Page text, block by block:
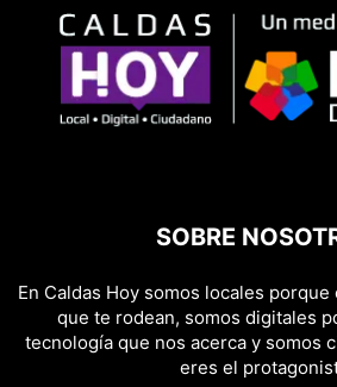
SOBRE
En Caldas Hoy somos locales
que te rodean, somos digitales
tecnología que nos acerca y somos
eres el